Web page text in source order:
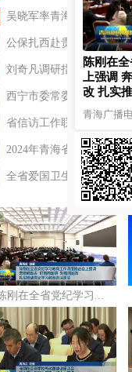
吴晓军率青海省代表团访
公保扎西赴贵南县指导推
刘奇凡调研指导同德县党
西宁市委常委会召开会议
省信访工作联席会议第二
2024年青海省“安全生产
全省爱国卫生运动委员会
刚在全省党纪学习...
陈刚在
上强调
改 扎实
青海广播